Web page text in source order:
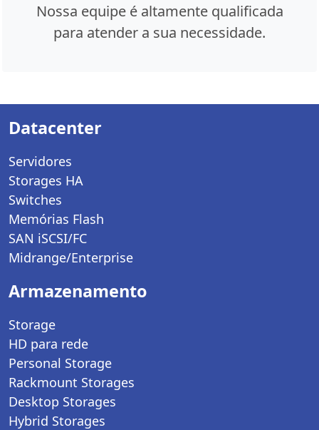
Nossa equipe é altamente qualificada
para atender a sua necessidade.
Datacenter
Servidores
Storages HA
Switches
Memórias Flash
SAN iSCSI/FC
Midrange/Enterprise
Armazenamento
Storage
HD para rede
Personal Storage
Rackmount Storages
Desktop Storages
Hybrid Storages